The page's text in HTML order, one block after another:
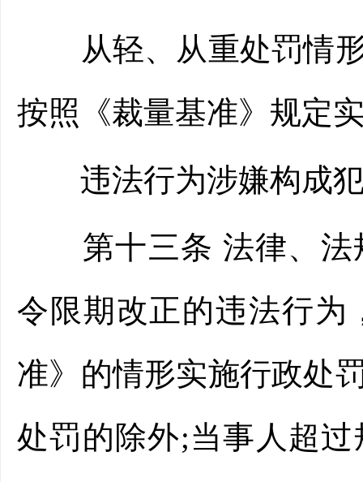
从轻、从重处罚情形
按照《裁量基准》规定
违法行为涉嫌构成犯
第十三条 法律、法
令限期改正的违法行为
准》的情形实施行政处
处罚的除外;当事人超